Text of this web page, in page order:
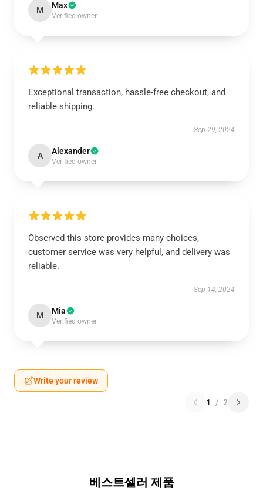
M Max
Verified owner
Exceptional transaction, hassle-free checkout, and
reliable shipping.
Sep 29, 2024
A Alexander
Verified owner
Observed this store provides many choices,
customer service was very helpful, and delivery was
reliable.
Sep 14, 2024
M Mia
Verified owner
Write your review
1 / 2
베스트셀러 제품